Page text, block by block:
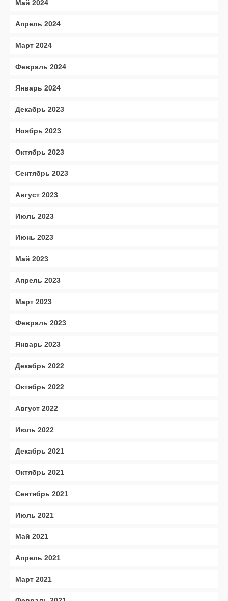
Май 2024
Апрель 2024
Март 2024
Февраль 2024
Январь 2024
Декабрь 2023
Ноябрь 2023
Октябрь 2023
Сентябрь 2023
Август 2023
Июль 2023
Июнь 2023
Май 2023
Апрель 2023
Март 2023
Февраль 2023
Январь 2023
Декабрь 2022
Октябрь 2022
Август 2022
Июль 2022
Декабрь 2021
Октябрь 2021
Сентябрь 2021
Июль 2021
Май 2021
Апрель 2021
Март 2021